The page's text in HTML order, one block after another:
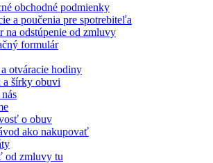
obchodné podmienky
a poučenia pre spotrebiteľa
na odstúpenie od zmluvy
formulár
otváracie hodiny
šírky obuvi
o obuv
ako nakupovať
od zmluvy tu